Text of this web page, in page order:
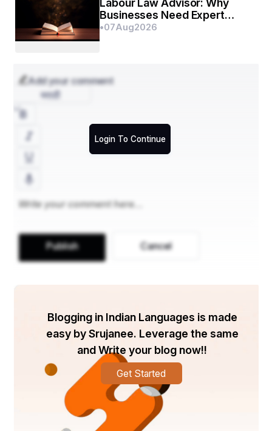
ହେଲେ ଇଏ କଣ…!!!
…ବେଣୁ….!
Labour Law Advisor: Why
Businesses Need Expert
Labour Compliance Support
•07Aug2026
Add your comment
Login To Continue
मराठी
Publish Cancel
Blogging in Indian Languages is made
easy by Srujanee. Leverage the same
and Write your blog now!!
Get Started